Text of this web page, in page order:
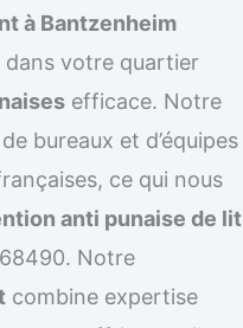
à Bantzenheim
votre quartier
efficace. Notre
bureaux et d’équipes
ce qui nous
anti punaise de lit
Notre
combine expertise